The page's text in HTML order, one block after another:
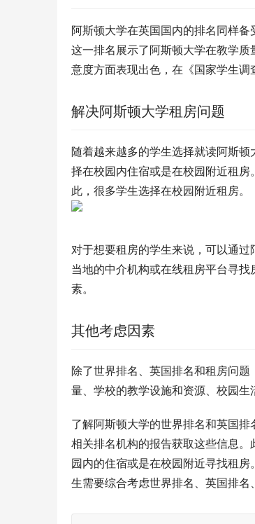
阿斯顿大学在英国国内的排名同样
这一排名展示了阿斯顿大学在教学
意度方面表现出色，在《国家学生调
解决阿斯顿大学租房问题
随着越来越多的学生选择就读阿斯
择在校园内住宿或是在校园附近租
此，很多学生选择在校园附近租房。
对于想要租房的学生来说，可以通
当地的中介机构或在线租房平台寻
素。
其他考虑因素
除了世界排名、英国排名和租房问
量、学校的教学设施和资源、校园生
了解阿斯顿大学的世界排名和英国
相关排名机构的报告获取这些信息
园内的住宿或是在校园附近寻找租
生需要综合考虑世界排名、英国排名